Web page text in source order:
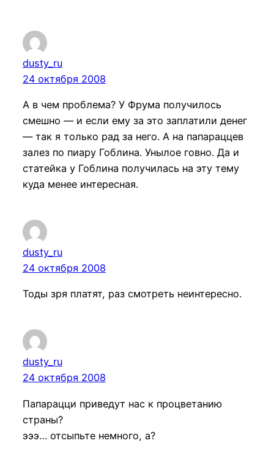
dusty_ru
24 октября 2008
А в чем проблема? У Фрума получилось
смешно — и если ему за это заплатили денег
— так я только рад за него. А на папараццев
залез по пиару Гоблина. Унылое говно. Да и
статейка у Гоблина получилась на эту тему
куда менее интересная.
dusty_ru
24 октября 2008
Тоды зря платят, раз смотреть неинтересно.
dusty_ru
24 октября 2008
Папарацци приведут нас к процветанию
страны?
эээ… отсыпьте немного, а?